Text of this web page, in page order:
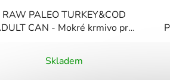
RAW PALEO TURKEY&COD
CAN - Mokré krmivo pro
Skladem